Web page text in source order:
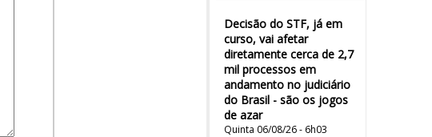
Decisão do STF, já em
curso, vai afetar
diretamente cerca de 2,7
mil processos em
andamento no judiciário
do Brasil - são os jogos
de azar
Quinta 06/08/26 - 6h03